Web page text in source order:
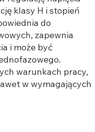
klasy H i stopień
do
zapewnia
i może być
warunkach pracy,
w wymagających